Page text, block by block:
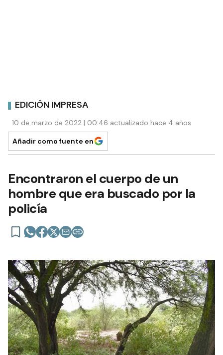
EDICIÓN IMPRESA
10 de marzo de 2022 | 00:46 actualizado hace 4 años
Añadir como fuente en
Encontraron el cuerpo de un
hombre que era buscado por la
policía